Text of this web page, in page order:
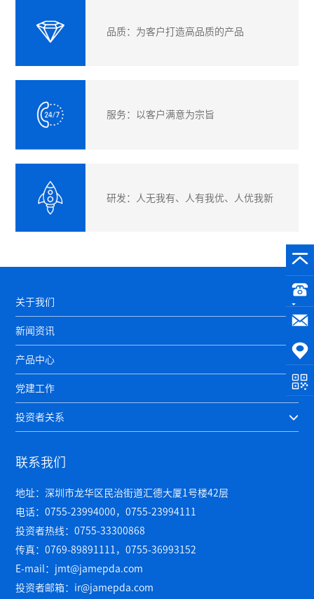
品质：为客户打造高品质的产品
服务：以客户满意为宗旨
研发：人无我有、人有我优、人优我新
关于我们
新闻资讯
产品中心
党建工作
投资者关系
联系我们
地址：深圳市龙华区民治街道汇德大厦1号楼42层
电话：0755-23994000，0755-23994111
投资者热线：0755-33300868
传真：0769-89891111，0755-36993152
E-mail：jmt@jamepda.com
投资者邮箱：ir@jamepda.com